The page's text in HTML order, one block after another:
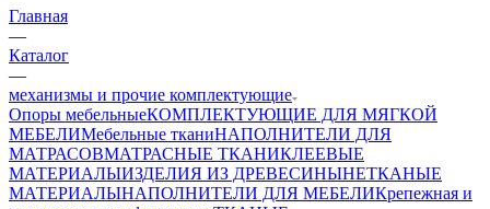
Главная
—
Каталог
—
механизмы и прочие комплектующие
Опоры мебельныеКОМПЛЕКТУЮЩИЕ ДЛЯ МЯГКОЙ
МЕБЕЛИМебельные тканиНАПОЛНИТЕЛИ ДЛЯ
МАТРАСОВМАТРАСНЫЕ ТКАНИКЛЕЕВЫЕ
МАТЕРИАЛЫИЗДЕЛИЯ ИЗ ДРЕВЕСИНЫНЕТКАНЫЕ
МАТЕРИАЛЫНАПОЛНИТЕЛИ ДЛЯ МЕБЕЛИКрепежная и